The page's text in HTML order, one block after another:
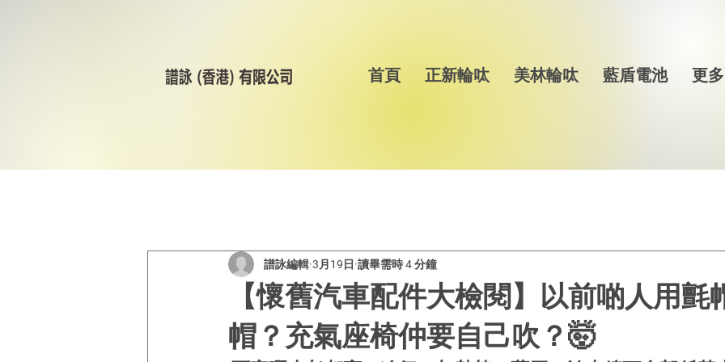
首頁 正新輪呔 美林輪呔 藍盾電池 更多
【懷舊汽車配件大檢閱】以前啲人用氈
帽？充氣座椅仲要自己吹？🤯
譜詠編輯 3月19日 讀畢需時 4 分鐘